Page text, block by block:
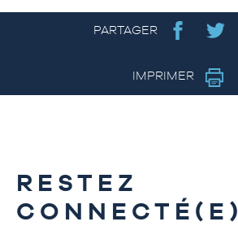
PARTAGER
IMPRIMER
RESTEZ
CONNECTÉ(E)